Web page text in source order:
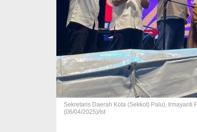
Sekretaris Daerah Kota (Sekkot) Palu),
(06/04/2025)/Ist